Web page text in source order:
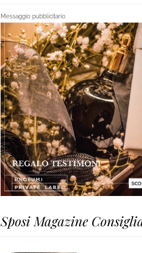
Messaggio pubblicitario
Sposi Magazine